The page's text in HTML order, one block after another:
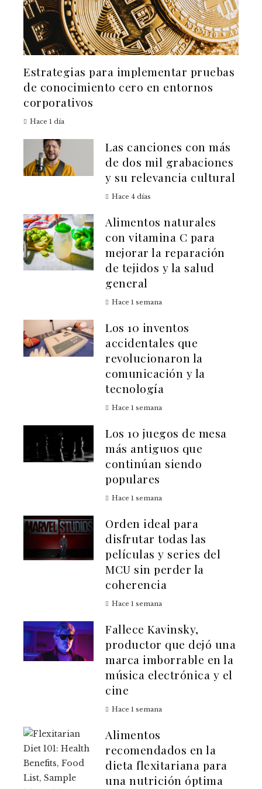
Estrategias para implementar pruebas
de conocimiento cero en entornos
corporativos
Hace 1 día
Las canciones con más
de dos mil grabaciones
y su relevancia cultural
Hace 4 días
Alimentos naturales
con vitamina C para
mejorar la reparación
de tejidos y la salud
general
Hace 1 semana
Los 10 inventos
accidentales que
revolucionaron la
comunicación y la
tecnología
Hace 1 semana
Los 10 juegos de mesa
más antiguos que
continúan siendo
populares
Hace 1 semana
Orden ideal para
disfrutar todas las
películas y series del
MCU sin perder la
coherencia
Hace 1 semana
Fallece Kavinsky,
productor que dejó una
marca imborrable en la
música electrónica y el
cine
Hace 1 semana
Alimentos
recomendados en la
dieta flexitariana para
una nutrición óptima